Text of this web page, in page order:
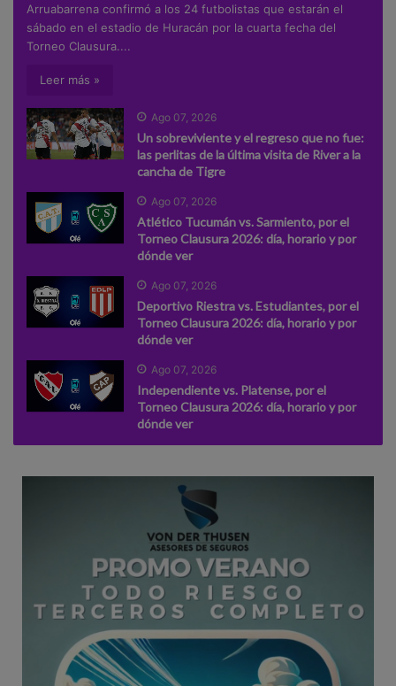
Arruabarrena confirmó a los 24 futbolistas que estarán el
sábado en el estadio de Huracán por la cuarta fecha del
Torneo Clausura....
Leer más »
Ago 07, 2026
Un sobreviviente y el regreso que no fue:
las perlitas de la última visita de River a la
cancha de Tigre
Ago 07, 2026
Atlético Tucumán vs. Sarmiento, por el
Torneo Clausura 2026: día, horario y por
dónde ver
Ago 07, 2026
Deportivo Riestra vs. Estudiantes, por el
Torneo Clausura 2026: día, horario y por
dónde ver
Ago 07, 2026
Independiente vs. Platense, por el
Torneo Clausura 2026: día, horario y por
dónde ver